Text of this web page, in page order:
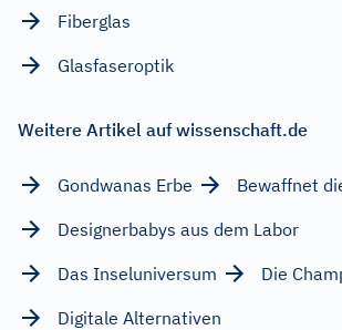
Fiberglas
Glasfaseroptik
Weitere Artikel auf wissenschaft.de
Gondwanas Erbe
Bewaffnet
Designerbabys aus dem Labor
Das Inseluniversum
Die
Digitale Alternativen